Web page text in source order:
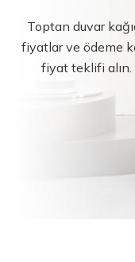
Toptan duvar
fiyatlar ve ödeme
fiyat teklifi alın.